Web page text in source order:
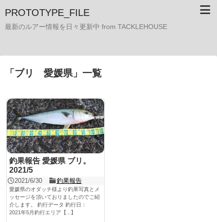
PROTOTYPE_FILE
最新のルアー情報を日々更新中 from TACKLEHOUSE
「 ブリ 愛媛県 」 一覧
釣果報告 愛媛県 ブリ。
2021/5
2021/6/30 釣果報告
愛媛県のオダッチ様より釣果写真とメ
ッセージを頂いておりましたのでご紹
介します。 釣行データ 釣行日：
2021年5月釣行エリア【...】